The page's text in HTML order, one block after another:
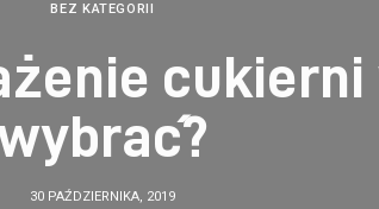
BEZ KATEGORII
30 PAŹDZIERNIKA, 2019